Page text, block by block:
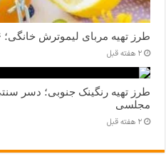
طرز تهیه مربای لیموترش خانگی؛ ۶ دستور خوش‌طعم و مجلسی
2 هفته قبل
طرز تهیه رنگینک جنوبی؛ دسر
مجلسی
2 هفته قبل